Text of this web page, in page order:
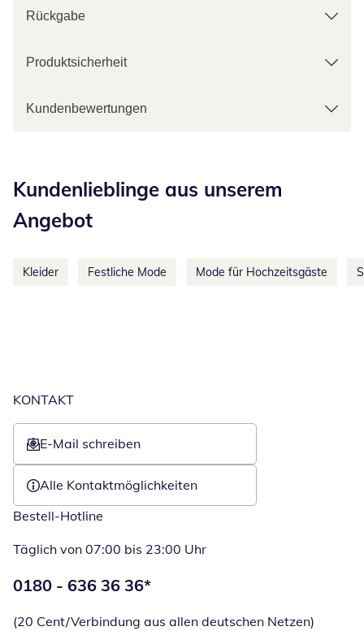
Rückgabe
Produktsicherheit
Kundenbewertungen
Kundenlieblinge aus unserem
Angebot
Kleider Festliche Mode Mode für Hochzeitsgäste
KONTAKT
E-Mail schreiben
Öffnet E-Mail-Client
Alle Kontaktmöglichkeiten
Bestell-Hotline
Täglich von 07:00 bis 23:00 Uhr
Telefonnummer:
0180 - 636 36 36*
(20 Cent/Verbindung aus allen deutschen Netzen)